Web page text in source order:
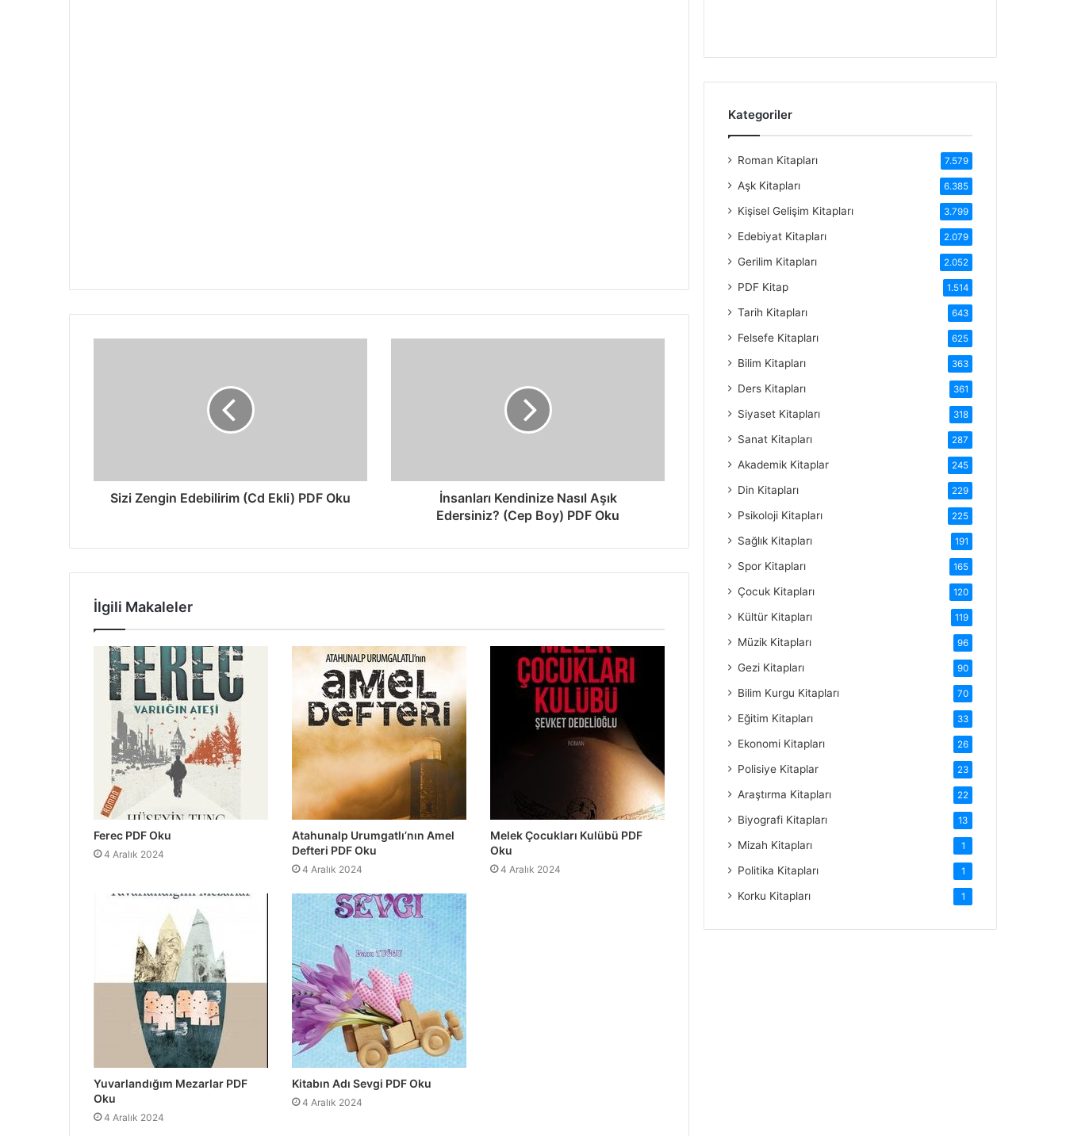
Sizi Zengin Edebilirim (Cd Ekli) PDF Oku
İnsanları Kendinize Nasıl Aşık
Edersiniz? (Cep Boy) PDF Oku
İlgili Makaleler
Ferec PDF Oku
4 Aralık 2024
Atahunalp Urumgatlı’nın Amel
Defteri PDF Oku
4 Aralık 2024
Melek Çocukları Kulübü PDF
Oku
4 Aralık 2024
Yuvarlandığım Mezarlar PDF
Oku
4 Aralık 2024
Kitabın Adı Sevgi PDF Oku
4 Aralık 2024
Kategoriler
Roman Kitapları 7.579
Aşk Kitapları 6.385
Kişisel Gelişim Kitapları 3.799
Edebiyat Kitapları 2.079
Gerilim Kitapları 2.052
PDF Kitap 1.514
Tarih Kitapları 643
Felsefe Kitapları 625
Bilim Kitapları 363
Ders Kitapları 361
Siyaset Kitapları 318
Sanat Kitapları 287
Akademik Kitaplar 245
Din Kitapları 229
Psikoloji Kitapları 225
Sağlık Kitapları 191
Spor Kitapları 165
Çocuk Kitapları 120
Kültür Kitapları 119
Müzik Kitapları 96
Gezi Kitapları 90
Bilim Kurgu Kitapları 70
Eğitim Kitapları 33
Ekonomi Kitapları 26
Polisiye Kitaplar 23
Araştırma Kitapları 22
Biyografi Kitapları 13
Mizah Kitapları 1
Politika Kitapları 1
Korku Kitapları 1